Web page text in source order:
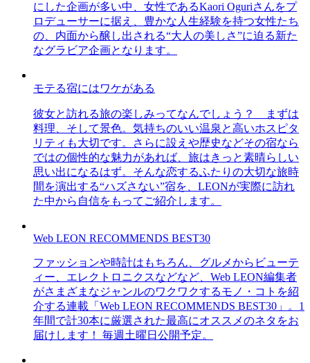
にした企画が多い中、女性であるKaori Oguriさんをプ
ロデューサーに据え、豊かな人生経験を持つ女性たち
の、内面から醸し出される“大人の美しさ”に迫る新た
なグラビア企画となります。
モテる宿にはワケがある
彼女と訪れる旅の楽しみってなんでしょう？ まずは
料理、そして景色。気持ちのいい温泉と高いホスピタ
リティも大切です。さらに設えや歴史などその宿なら
ではの個性的な魅力があれば、旅はきっと素晴らしい
思い出になるはず。そんな恋するふたりの大切な旅時
間を演出する“ハズさない”宿を、LEONが実際に訪れ
た中から自信をもってご紹介します。
Web LEON RECOMMENDS BEST30
ファッションや時計はもちろん、グルメからビューテ
ィー、エレクトロニクスなどなど、Web LEON編集者
がさまざまなジャンルのワクワクするモノ・コトを紹
介する連載「Web LEON RECOMMENDS BEST30」。1
年間で計30本に厳選された最高にオススメのネタをお
届けします！ 毎週土曜日公開予定。